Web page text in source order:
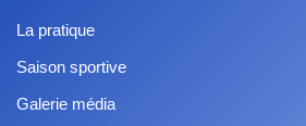
La pratique
Saison sportive
Galerie média